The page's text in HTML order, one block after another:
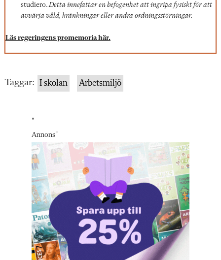
studiero.Detta innefattar en befogenhet att ingripa fysiskt för att
avvärja våld, kränkningar eller andra ordningsstörningar.
Läs regeringens promemoria här.
Taggar: I skolan Arbetsmiljö
"
Annons"